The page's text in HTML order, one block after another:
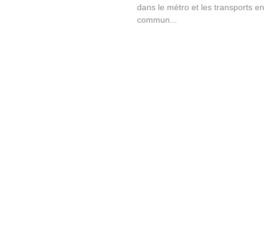
dans le métro et les transports en
commun...